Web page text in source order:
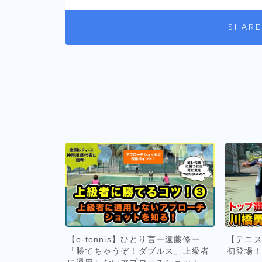
SHARE
【e-tennis】ひとり言ー遠藤修ー
「勝てちゃうぞ！ダブルス」上級者
【テニ
初登場